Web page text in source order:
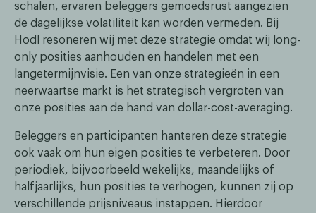
schalen, ervaren beleggers gemoedsrust aangezien
de dagelijkse volatiliteit kan worden vermeden. Bij
Hodl resoneren wij met deze strategie omdat wij long-
only posities aanhouden en handelen met een
langetermijnvisie. Een van onze strategieën in een
neerwaartse markt is het strategisch vergroten van
onze posities aan de hand van dollar-cost-averaging.
Beleggers en participanten hanteren deze strategie
ook vaak om hun eigen posities te verbeteren. Door
periodiek, bijvoorbeeld wekelijks, maandelijks of
halfjaarlijks, hun posities te verhogen, kunnen zij op
verschillende prijsniveaus instappen. Hierdoor